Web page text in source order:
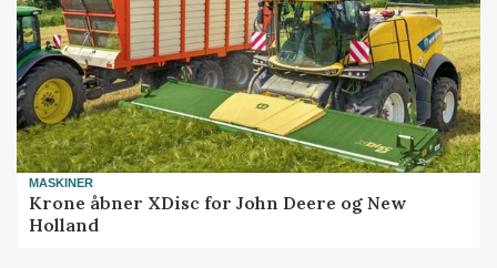
MASKINER
Krone åbner XDisc for John Deere og New
Holland